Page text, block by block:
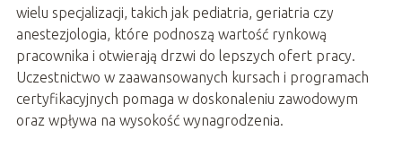
wielu specjalizacji, takich jak pediatria, geriatria czy
anestezjologia, które podnoszą wartość rynkową
pracownika i otwierają drzwi do lepszych ofert pracy.
Uczestnictwo w zaawansowanych kursach i programach
certyfikacyjnych pomaga w doskonaleniu zawodowym
oraz wpływa na wysokość wynagrodzenia.